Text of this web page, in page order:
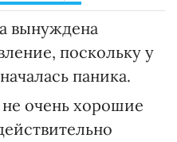
вынуждена
поскольку у
паника.
очень хорошие